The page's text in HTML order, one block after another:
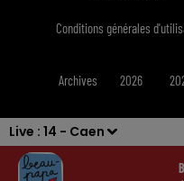
Live : 14 - Caen
Conditions générales
Archives 2026